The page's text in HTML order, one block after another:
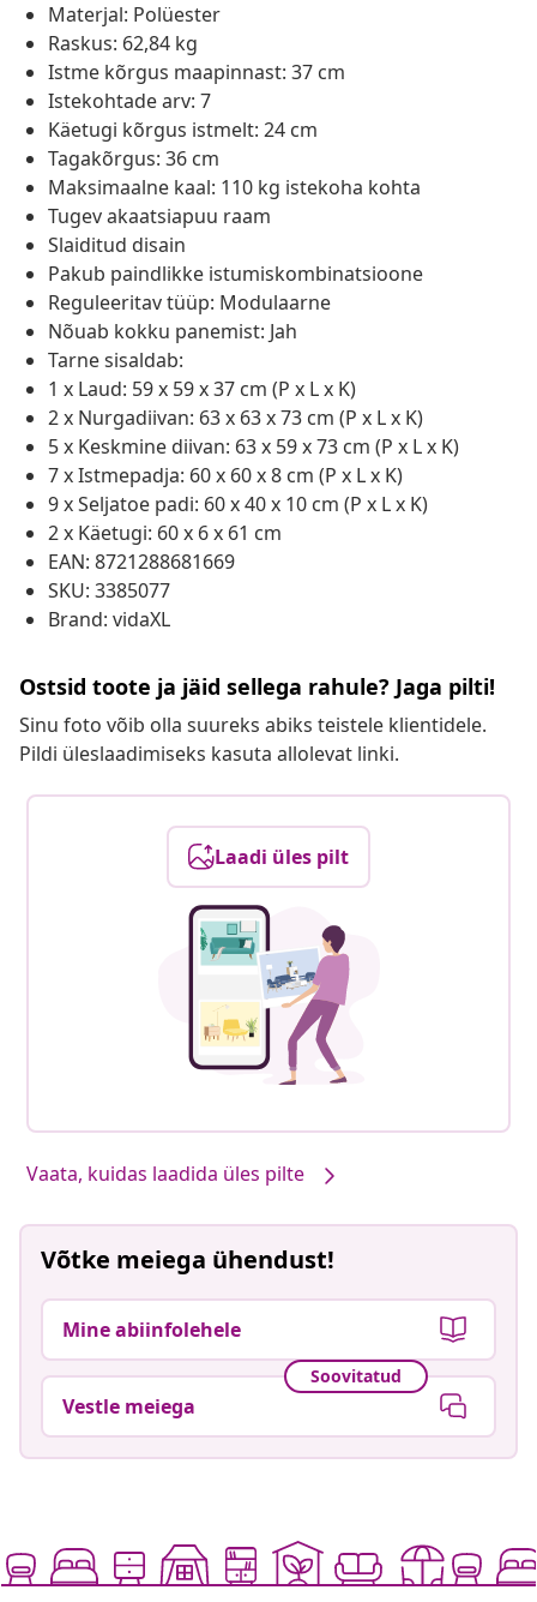
Materjal: Polüester
Raskus: 62,84 kg
Istme kõrgus maapinnast: 37 cm
Istekohtade arv: 7
Käetugi kõrgus istmelt: 24 cm
Tagakõrgus: 36 cm
Maksimaalne kaal: 110 kg istekoha kohta
Tugev akaatsiapuu raam
Slaiditud disain
Pakub paindlikke istumiskombinatsioone
Reguleeritav tüüp: Modulaarne
Nõuab kokku panemist: Jah
Tarne sisaldab:
1 x Laud: 59 x 59 x 37 cm (P x L x K)
2 x Nurgadiivan: 63 x 63 x 73 cm (P x L x K)
5 x Keskmine diivan: 63 x 59 x 73 cm (P x L x K)
7 x Istmepadja: 60 x 60 x 8 cm (P x L x K)
9 x Seljatoe padi: 60 x 40 x 10 cm (P x L x K)
2 x Käetugi: 60 x 6 x 61 cm
EAN: 8721288681669
SKU: 3385077
Brand: vidaXL
Ostsid toote ja jäid sellega rahule? Jaga pilti!
Sinu foto võib olla suureks abiks teistele klientidele.
Pildi üleslaadimiseks kasuta allolevat linki.
Laadi üles pilt
Vaata, kuidas laadida üles pilte
Võtke meiega ühendust!
Mine abiinfolehele
Soovitatud
Vestle meiega